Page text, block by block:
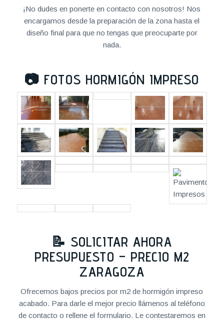
¡No dudes en ponerte en contacto con nosotros! Nos
encargamos desde la preparación de la zona hasta el
diseño final para que no tengas que preocuparte por
nada.
📷 FOTOS HORMIGÓN IMPRESO
📝 SOLICITAR AHORA
PRESUPUESTO – PRECIO M2
ZARAGOZA
Ofrecemos bajos precios por m2 de hormigón impreso
acabado. Para darle el mejor precio llámenos al teléfono
de contacto o rellene el formulario. Le contestaremos en